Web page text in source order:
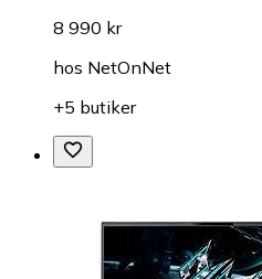
8 990 kr
hos NetOnNet
+5 butiker